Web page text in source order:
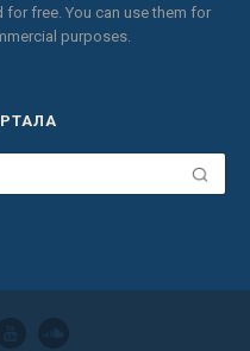
for free. You can use them for
purposes.